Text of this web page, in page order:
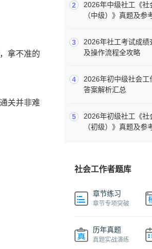
拿不准的
关并非难
2
2026年中级社工《社
（中级）》真题及参
3
2026年社工考试成绩
及操作流程全攻略
4
2026年初中级社会工
答案解析汇总
5
2026年初级社工《社
（初级）》真题及参
社会工作者题库
章节练习
章节专项突破
历年真题
真题实战演练